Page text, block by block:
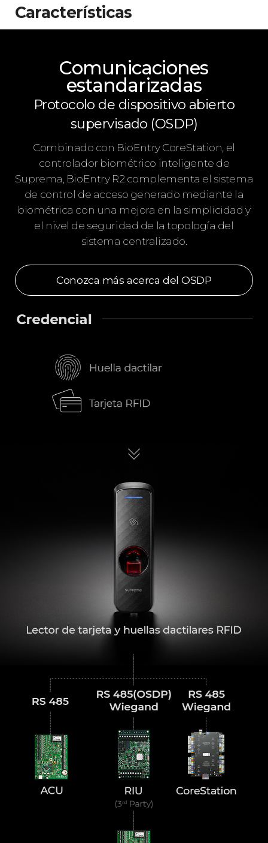
Características
Comunicaciones
estandarizadas
Protocolo de dispositivo abierto
supervisado (OSDP)
Combinado con BioEntry CoreStation, el
controlador biométrico inteligente de
Suprema, BioEntry R2 complementa el sistema
de control de acceso generado mediante la
biométrica con una mejora en la simplicidad y
el nivel de seguridad de la topología del
sistema centralizado.
Conozca más acerca del OSDP